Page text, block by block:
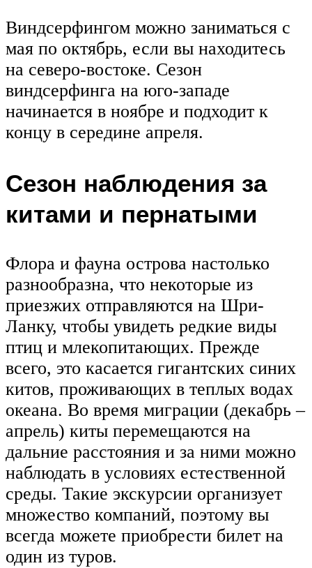
Виндсерфингом можно заниматься с
мая по октябрь, если вы находитесь
на северо-востоке. Сезон
виндсерфинга на юго-западе
начинается в ноябре и подходит к
концу в середине апреля.
Сезон наблюдения за
китами и пернатыми
Флора и фауна острова настолько
разнообразна, что некоторые из
приезжих отправляются на Шри-
Ланку, чтобы увидеть редкие виды
птиц и млекопитающих. Прежде
всего, это касается гигантских синих
китов, проживающих в теплых водах
океана. Во время миграции (декабрь –
апрель) киты перемещаются на
дальние расстояния и за ними можно
наблюдать в условиях естественной
среды. Такие экскурсии организует
множество компаний, поэтому вы
всегда можете приобрести билет на
один из туров.